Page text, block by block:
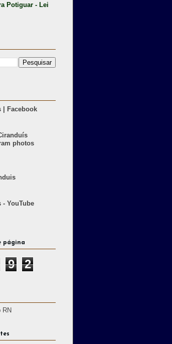
Potiguar - Lei
| Facebook
photos
YouTube
página
9 2
RN